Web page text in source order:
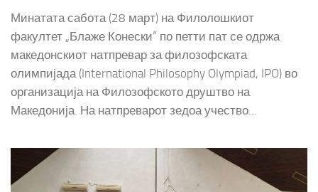
Минатата сабота (28 март) на Филолошкиот
факултет „Блаже Конески“ по петти пат се одржа
македонскиот натпревар за филозофската
олимпијада (International Philosophy Olympiad, IPO) во
организација на Филозофското друштво на
Македонија. На натпреварот зедоа учество...